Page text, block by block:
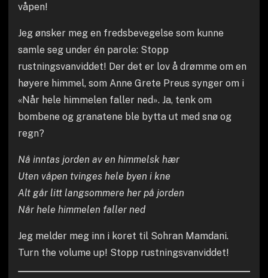
våpen!
Jeg ønsker meg en fredsbevegelse som kunne
samle seg under én parole: Stopp
rustningsvanviddet! Der det er lov å drømme om en
høyere himmel, som Anne Grete Preus synger om i
«Når hele himmelen faller ned». Ja, tenk om
bombene og granatene ble bytta ut med snø og
regn?
Nå inntas jorden av en himmelsk hær
Uten våpen tvinges hele byen i kne
Alt går litt langsommere her på jorden
Når hele himmelen faller ned
Jeg melder meg inn i koret til Sohran Mamdani.
Turn the volume up! Stopp rustningsvanviddet!